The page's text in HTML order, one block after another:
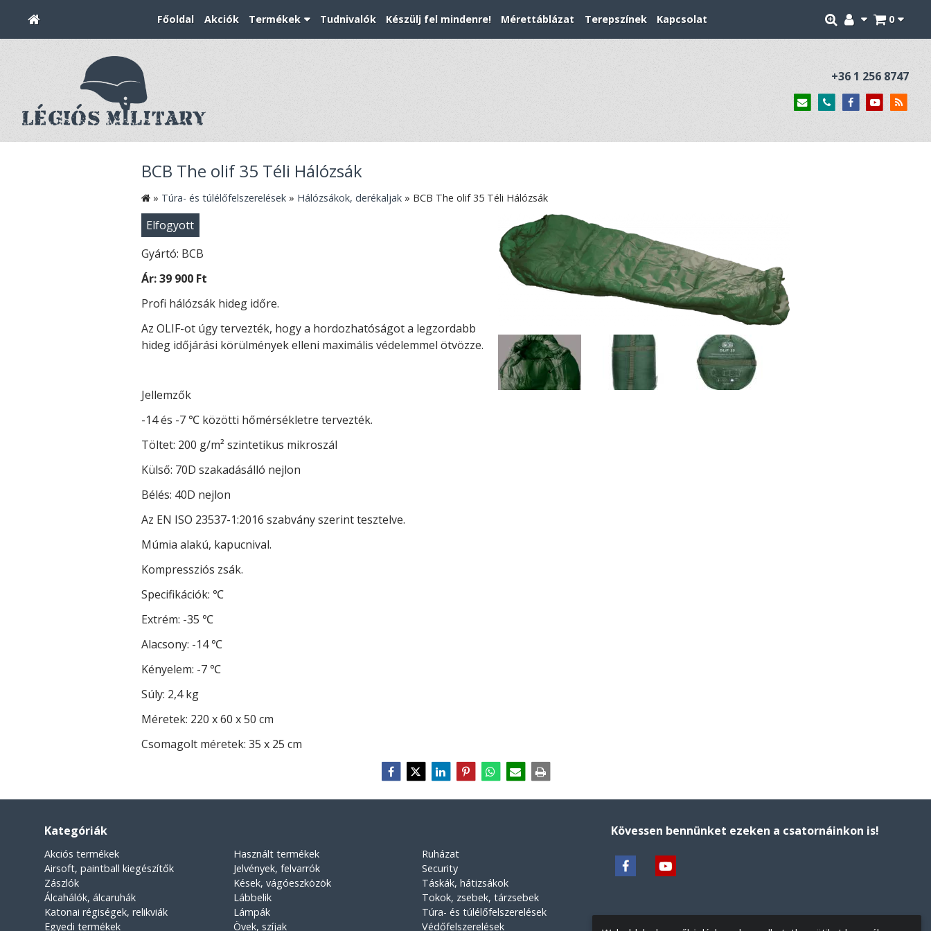
0
Főoldal Akciók Termékek Tudnivalók Készülj fel mindenre! Mérettáblázat Terepszínek Kapcsolat
+36 1 256 8747
BCB The olif 35 Téli Hálózsák
» Túra- és túlélőfelszerelések » Hálózsákok, derékaljak » BCB The olif 35 Téli Hálózsák
Elfogyott
Gyártó: BCB
Ár:39 900 Ft
Profi hálózsák hideg időre.
Az OLIF-ot úgy tervezték, hogy a hordozhatóságot a legzordabb
hideg időjárási körülmények elleni maximális védelemmel ötvözze.
Jellemzők
-14 és -7 ℃ közötti hőmérsékletre tervezték.
Töltet: 200 g/m² szintetikus mikroszál
Külső: 70D szakadásálló nejlon
Bélés: 40D nejlon
Az EN ISO 23537-1:2016 szabvány szerint tesztelve.
Múmia alakú, kapucnival.
Kompressziós zsák.
Specifikációk: ℃
Extrém: -35 ℃
Alacsony: -14 ℃
Kényelem: -7 ℃
Súly: 2,4 kg
Méretek: 220 x 60 x 50 cm
Csomagolt méretek: 35 x 25 cm
Kategóriák
Akciós termékek
Airsoft, paintball kiegészítők
Zászlók
Álcahálók, álcaruhák
Katonai régiségek, relikviák
Egyedi termékek
Használt termékek
Jelvények, felvarrók
Kések, vágóeszközök
Lábbelik
Lámpák
Övek, szíjak
Ruházat
Security
Táskák, hátizsákok
Tokok, zsebek, tárzsebek
Túra- és túlélőfelszerelések
Védőfelszerelések
Kövessen bennünket ezeken a csatornáinkon is!